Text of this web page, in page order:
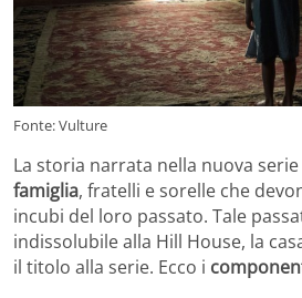
Fonte: Vulture
La storia narrata nella nuova
famiglia, fratelli e sorelle che
incubi del loro passato. Tale
indissolubile alla Hill House, la
il titolo alla serie. Ecco i